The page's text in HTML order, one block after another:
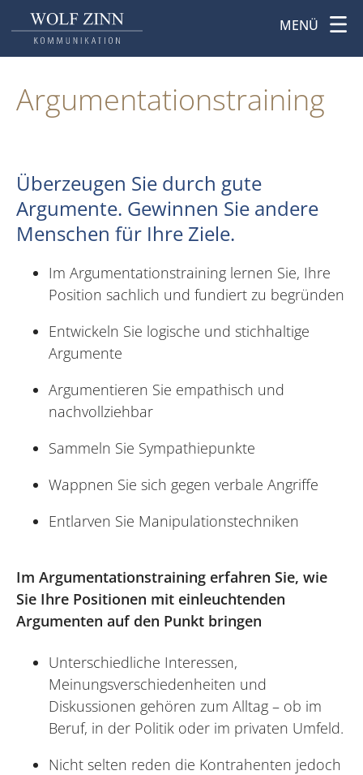
MENÜ
Argumentations­training
Überzeugen Sie durch gute
Argumente. Gewinnen Sie andere
Menschen für Ihre Ziele.
Im Argumentationstraining lernen Sie, Ihre
Position sachlich und fundiert zu begründen
Entwickeln Sie logische und stichhaltige
Argumente
Argumentieren Sie empathisch und
nachvollziehbar
Sammeln Sie Sympathiepunkte
Wappnen Sie sich gegen verbale Angriffe
Entlarven Sie Manipulationstechniken
Im Argumentationstraining erfahren Sie, wie
Sie Ihre Positionen mit einleuchtenden
Argumenten auf den Punkt bringen
Unterschiedliche Interessen,
Meinungsverschiedenheiten und
Diskussionen gehören zum Alltag – ob im
Beruf, in der Politik oder im privaten Umfeld.
Nicht selten reden die Kontrahenten jedoch